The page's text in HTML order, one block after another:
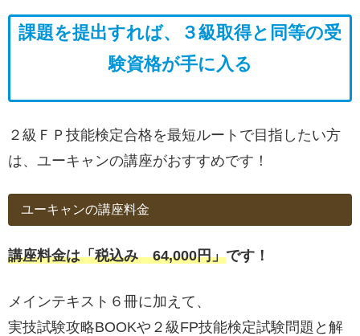
課題を提出すれば、３級取得と同等の受
験資格が手に入る
２級ＦＰ技能検定合格を最短ルートで目指したい方
は、ユーキャンの講座がおすすめです！
ユーキャンの講座料金
講座料金は「税込み 64,000円」です！
メインテキスト６冊に加えて、
実技試験攻略BOOKや２級FP技能検定試験問題と解